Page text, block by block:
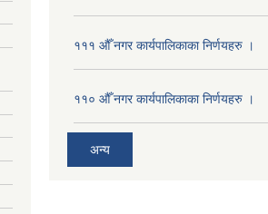
१११ औँ नगर कार्यपालिकाका निर्णयहरु ।
११० औँ नगर कार्यपालिकाका निर्णयहरु ।
अन्य